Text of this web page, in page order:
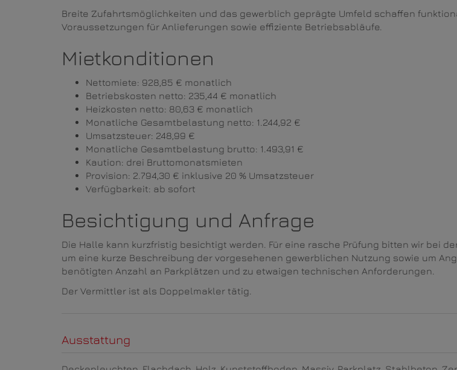
Breite Zufahrtsmöglichkeiten und das gewerblich geprägte Umfeld schaffen
Voraussetzungen für Anlieferungen sowie effiziente Betriebsabläufe.
Mietkonditionen
Nettomiete: 928,85 € monatlich
Betriebskosten netto: 235,44 € monatlich
Heizkosten netto: 80,63 € monatlich
Monatliche Gesamtbelastung netto: 1.244,92 €
Umsatzsteuer: 248,99 €
Monatliche Gesamtbelastung brutto: 1.493,91 €
Kaution: drei Bruttomonatsmieten
Provision: 2.794,30 € inklusive 20 % Umsatzsteuer
Verfügbarkeit: ab sofort
Besichtigung und Anfrage
Die Halle kann kurzfristig besichtigt werden. Für eine rasche Prüfung bitten wir bei
um eine kurze Beschreibung der vorgesehenen gewerblichen Nutzung sowie um
benötigten Anzahl an Parkplätzen und zu etwaigen technischen Anforderungen.
Der Vermittler ist als Doppelmakler tätig.
Ausstattung